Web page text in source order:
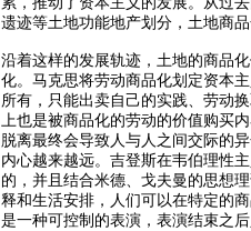
遗迹等土地功能地产划分，土地商
沿着这样的发展轨迹，土地的商品
化。马克思将劳动商品化划定资本
所有，只能出卖自己的实践、劳动
上也是被商品化的劳动的价值购买
脱离最终会导致人与人之间交际的
内心越来越远。吉登斯在韦伯理性
的，并且结合米德、戈夫曼的思想
释和生活安排，人们可以在特定的
是一种可控制的表演，表演结束之